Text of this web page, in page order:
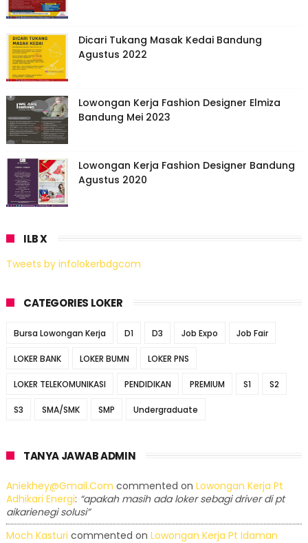
Dicari Tukang Masak Kedai Bandung
Agustus 2022
Lowongan Kerja Fashion Designer Elmiza
Bandung Mei 2023
Lowongan Kerja Fashion Designer Bandung
Agustus 2020
ILB X
Tweets by infolokerbdgcom
CATEGORIES LOKER
Bursa Lowongan Kerja D1 D3 Job Expo Job Fair
LOKER BANK LOKER BUMN LOKER PNS
LOKER TELEKOMUNIKASI PENDIDIKAN PREMIUM S1 S2
S3 SMA/SMK SMP Undergraduate
TANYA JAWAB ADMIN
Aniekhey@gmail.com commented on Lowongan Kerja Pt
Adhikari Energi: “apakah masih ada loker sebagi driver di pt
aikarienegi solusi”
Moch Kasturi commented on Lowongan Kerja Pt Idaman